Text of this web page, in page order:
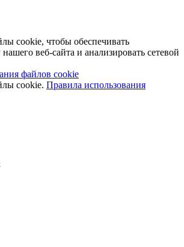
cookie, чтобы обеспечивать
веб-сайта и анализировать сетевой
файлов cookie
cookie. Правила использования